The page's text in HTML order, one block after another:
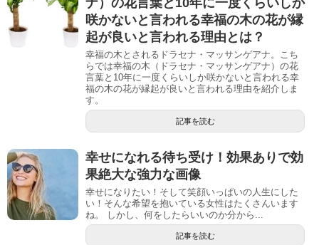
咲かないと言われる幸福の木の花が縁
起が良いと言われる理由とは？
幸福の木とされるドラセナ・マッサンゲアナ。こち
らでは幸福の木（ドラセナ・マッサンゲアナ）の花
言葉と10年に一度くらいしか咲かないと言われる幸
福の木の花が縁起が良いと言われる理由を紹介しま
す。
記事を読む
幸せになれる待ち受け！効果ありで効
果絶大な強力な画像
幸せになりたい！そして笑顔いっぱいの人生にした
い！そんな希望を抱いている女性はたくさんいます
ね。 しかし、何をしたらいいのか分から...
記事を読む